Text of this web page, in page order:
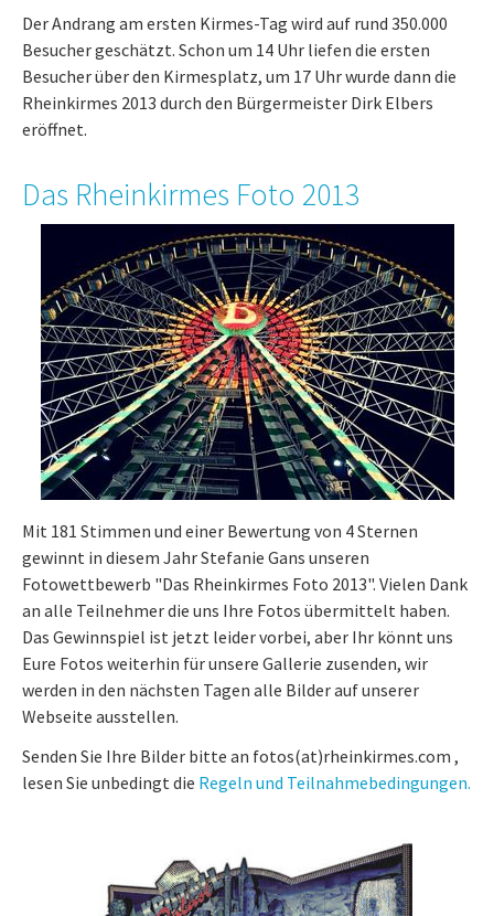
Der Andrang am ersten Kirmes-Tag wird auf rund 350.000
Besucher geschätzt. Schon um 14 Uhr liefen die ersten
Besucher über den Kirmesplatz, um 17 Uhr wurde dann die
Rheinkirmes 2013 durch den Bürgermeister Dirk Elbers
eröffnet.
Das Rheinkirmes Foto 2013
Mit 181 Stimmen und einer Bewertung von 4 Sternen
gewinnt in diesem Jahr Stefanie Gans unseren
Fotowettbewerb "Das Rheinkirmes Foto 2013". Vielen Dank
an alle Teilnehmer die uns Ihre Fotos übermittelt haben.
Das Gewinnspiel ist jetzt leider vorbei, aber Ihr könnt uns
Eure Fotos weiterhin für unsere Gallerie zusenden, wir
werden in den nächsten Tagen alle Bilder auf unserer
Webseite ausstellen.
Senden Sie Ihre Bilder bitte an fotos(at)rheinkirmes.com ,
lesen Sie unbedingt die Regeln und Teilnahmebedingungen.